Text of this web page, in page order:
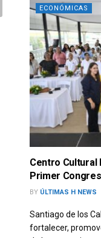
ECONÓMICAS
Centro Cultural
Primer
BY ÚLTIMAS H NEWS
Santiago de los
fortalecer,